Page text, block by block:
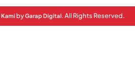
byGarap Digital. All Rights Reserved.